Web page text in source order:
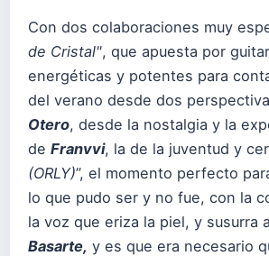
Con dos colaboraciones muy
de Cristal", que apuesta por
energéticas y potentes para
del verano desde dos
Otero, desde la nostalgia y la
de Franvvi, la de la juventud y
(ORLY)”, el momento perfecto
lo que pudo ser y no fue, con la
la voz que eriza la piel, y susurra
Basarte, y es que era necesario